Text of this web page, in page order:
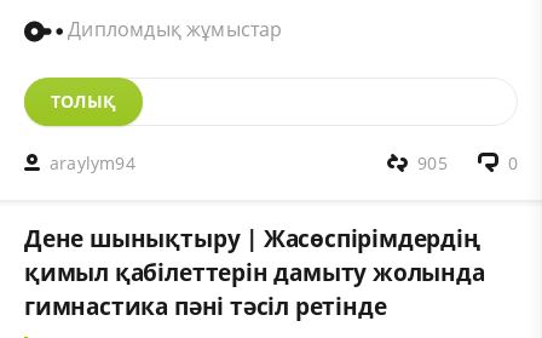
Дипломдық жұмыстар
ТОЛЫҚ
araylym94 0
905
Дене шынықтыру | Жасөспірімдердің
қимыл қабілеттерін дамыту жолында
гимнастика пәні тәсіл ретінде